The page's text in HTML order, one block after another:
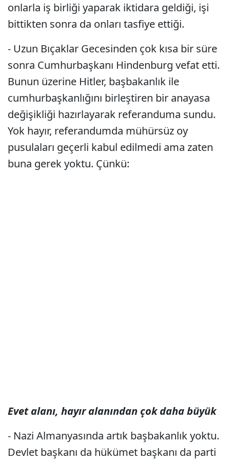
onlarla iş birliği yaparak iktidara geldiği, işi
bittikten sonra da onları tasfiye ettiği.
- Uzun Bıçaklar Gecesinden çok kısa bir süre
sonra Cumhurbaşkanı Hindenburg vefat etti.
Bunun üzerine Hitler, başbakanlık ile
cumhurbaşkanlığını birleştiren bir anayasa
değişikliği hazırlayarak referanduma sundu.
Yok hayır, referandumda mühürsüz oy
pusulaları geçerli kabul edilmedi ama zaten
buna gerek yoktu. Çünkü:
Evet alanı, hayır alanından çok daha büyük
- Nazi Almanyasında artık başbakanlık yoktu.
Devlet başkanı da hükümet başkanı da parti